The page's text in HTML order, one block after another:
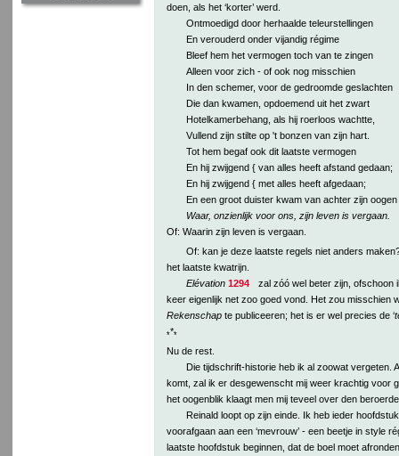
doen, als het ‘korter’ werd.
Ontmoedigd door herhaalde teleurstellingen
En verouderd onder vijandig régime
Bleef hem het vermogen toch van te zingen
Alleen voor zich - of ook nog misschien
In den schemer, voor de gedroomde geslachten
Die dan kwamen, opdoemend uit het zwart
Hotelkamerbehang, als hij roerloos wachtte,
Vullend zijn stilte op 't bonzen van zijn hart.
Tot hem begaf ook dit laatste vermogen
En hij zwijgend { van alles heeft afstand gedaan;
En hij zwijgend { met alles heeft afgedaan;
En een groot duister kwam van achter zijn oogen
Waar, onzienlijk voor ons, zijn leven is vergaan.
Of: Waarin zijn leven is vergaan.
Of: kan je deze laatste regels niet anders
het laatste kwatrijn.
Elévation 1294
zal zóó wel beter zijn, ofschoon
keer eigenlijk net zoo goed vond. Het zou misschien
Rekenschapte publiceeren; het is er wel precies de ‘
***
Nu de rest.
Die tijdschrift-historie heb ik al zoowat vergeten.
komt, zal ik er desgewenscht mij weer krachtig voor
het oogenblik klaagt men mij teveel over den
Reinald loopt op zijn einde. Ik heb ieder
voorafgaan aan een ‘mevrouw’ - een beetje in style
laatste hoofdstuk beginnen, dat de boel moet